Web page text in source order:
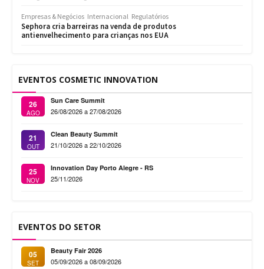
Empresas & Negócios Internacional Regulatórios
Sephora cria barreiras na venda de produtos
antienvelhecimento para crianças nos EUA
EVENTOS COSMETIC INNOVATION
26
AGO
Sun Care Summit
26/08/2026 a 27/08/2026
21
OUT
Clean Beauty Summit
21/10/2026 a 22/10/2026
25
NOV
Innovation Day Porto Alegre - RS
25/11/2026
EVENTOS DO SETOR
05
SET
Beauty Fair 2026
05/09/2026 a 08/09/2026